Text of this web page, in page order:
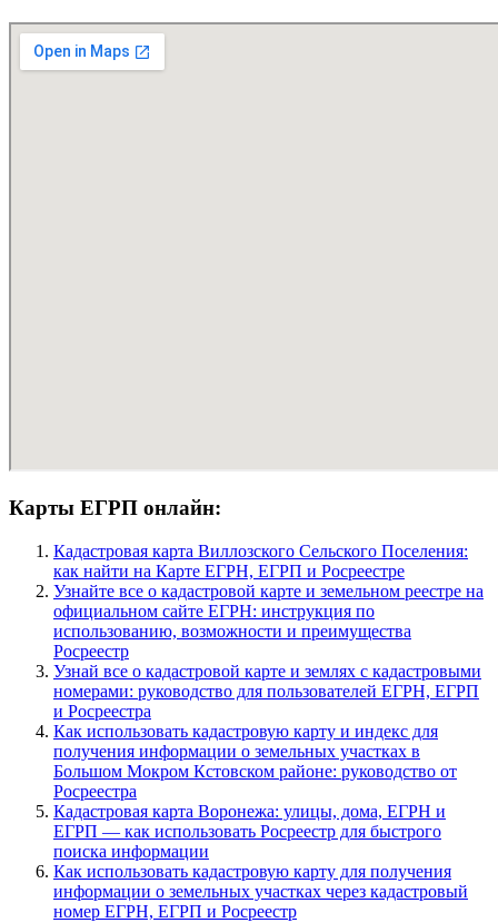
Карты ЕГРП онлайн:
Кадастровая карта Виллозского Сельского Поселения:
как найти на Карте ЕГРН, ЕГРП и Росреестре
Узнайте все о кадастровой карте и земельном реестре на
официальном сайте ЕГРН: инструкция по
использованию, возможности и преимущества
Росреестр
Узнай все о кадастровой карте и землях с кадастровыми
номерами: руководство для пользователей ЕГРН, ЕГРП
и Росреестра
Как использовать кадастровую карту и индекс для
получения информации о земельных участках в
Большом Мокром Кстовском районе: руководство от
Росреестра
Кадастровая карта Воронежа: улицы, дома, ЕГРН и
ЕГРП — как использовать Росреестр для быстрого
поиска информации
Как использовать кадастровую карту для получения
информации о земельных участках через кадастровый
номер ЕГРН, ЕГРП и Росреестр